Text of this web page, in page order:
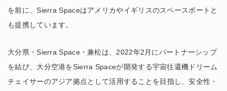
を前に、Sierra Spaceはアメリカやイギリスのスペースポートと
も提携しています。
大分県・Sierra Space・兼松は、2022年2月にパートナーシップ
を結び、大分空港をSierra Spaceが開発する宇宙往還機ドリーム
チェイサーのアジア拠点として活用することを目指し、安全性・